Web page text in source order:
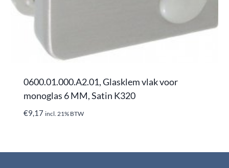
0600.01.000.A2.01, Glasklem vlak voor
monoglas 6 MM, Satin K320
€9,17 incl. 21% BTW